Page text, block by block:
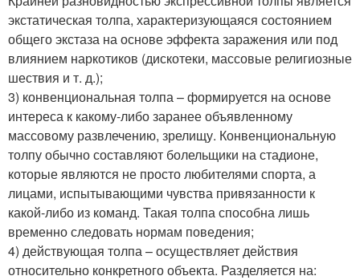
экстатическая толпа, характеризующаяся состоянием
общего экстаза на основе эффекта заражения или под
влиянием наркотиков (дискотеки, массовые религиозные
шествия и т. д.);
3) конвенциональная толпа – формируется на основе
интереса к какому-либо заранее объявленному
массовому развлечению, зрелищу. Конвенциональную
толпу обычно составляют болельщики на стадионе,
которые являются не просто любителями спорта, а
лицами, испытывающими чувства привязанности к
какой-либо из команд. Такая толпа способна лишь
временно следовать нормам поведения;
4) действующая толпа – осуществляет действия
относительно конкретного объекта. Разделяется на: